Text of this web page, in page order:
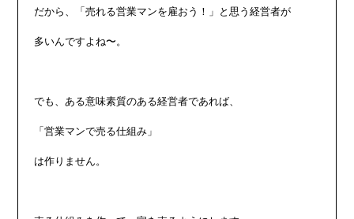
だから、「売れる営業マンを雇おう！」と思う経営者が
多いんですよね〜。
でも、ある意味素質のある経営者であれば、
「営業マンで売る仕組み」
は作りません。